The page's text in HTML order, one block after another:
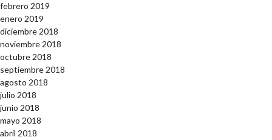
febrero 2019
enero 2019
diciembre 2018
noviembre 2018
octubre 2018
septiembre 2018
agosto 2018
julio 2018
junio 2018
mayo 2018
abril 2018